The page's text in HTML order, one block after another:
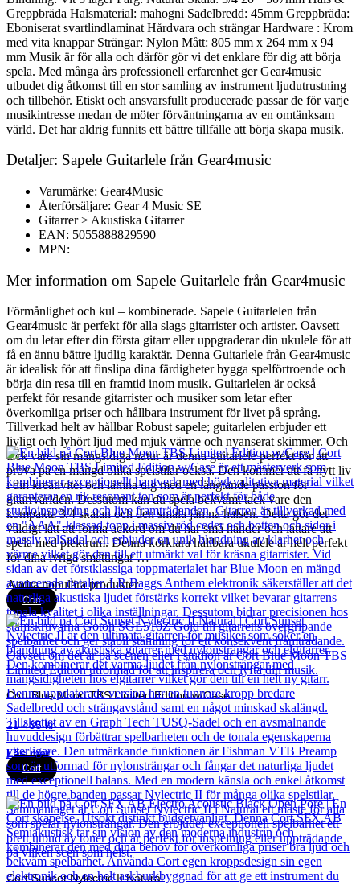
Greppbräda Halsmaterial: mahogni Sadelbredd: 45mm Greppbräda:
Eboniserat svartlindlaminat Hårdvara och strängar Hardware : Krom
med vita knappar Strängar: Nylon Mått: 805 mm x 264 mm x 94
mm Musik är för alla och därför gör vi det enklare för dig att börja
spela. Med många års professionell erfarenhet ger Gear4music
utbudet dig åtkomst till en stor samling av instrument ljudutrustning
och tillbehör. Etiskt och ansvarsfullt producerade passar de för varje
musikintresse medan de möter förväntningarna av en omtänksam
värld. Det har aldrig funnits ett bättre tillfälle att börja skapa musik.
Detaljer: Sapele Guitarlele från Gear4music
Varumärke: Gear4Music
Återförsäljare: Gear 4 Music SE
Gitarrer > Akustiska Gitarrer
EAN: 5055888829590
MPN:
Mer information om Sapele Guitarlele från Gear4music
Förmånlighet och kul – kombinerade. Sapele Guitarlelen från
Gear4music är perfekt för alla slags gitarrister och artister. Oavsett
om du letar efter din första gitarr eller uppgraderar din ukulele för att
få en ännu bättre ljudlig karaktär. Denna Guitarlele från Gear4music
är idealisk för att finslipa dina färdigheter bygga spelförtroende och
börja din resa till en framtid inom musik. Guitarlelen är också
perfekt för resande gitarrister och musiker som letar efter
överkomliga priser och hållbara instrument för livet på språng.
Tillverkad helt av hållbar Robust sapele; guitarlelen erbjuder ett
livligt och lyhört ljud med mjuk värme och nyanserat skimmer. Och
tack vare sin mångsidiga natur är denna guitarlele perfekt för att
pröva på en mängd olika spelstilar också. Den kommer att få nytt liv
i din kreativitet och lämna dig med en längtande passion för
gitarrvärlden. Dessutom kan du spela bekvämt tack vare den
kompakta 3/4 skalan och den smala jämna halsen. Detta gör det
väldigt lätt att forma ackord om du har små händer och lättare att
spela med plektrum. Denna körklara hållbara ukulele är helt perfekt
för dina ivriga småttingar …
Andra populära produkter
Cort
Cort Blue Moon TBS Limited Edition w/Case
21 435kr
Läs mer
Cort
Cort Sunset Nylectric II Natural